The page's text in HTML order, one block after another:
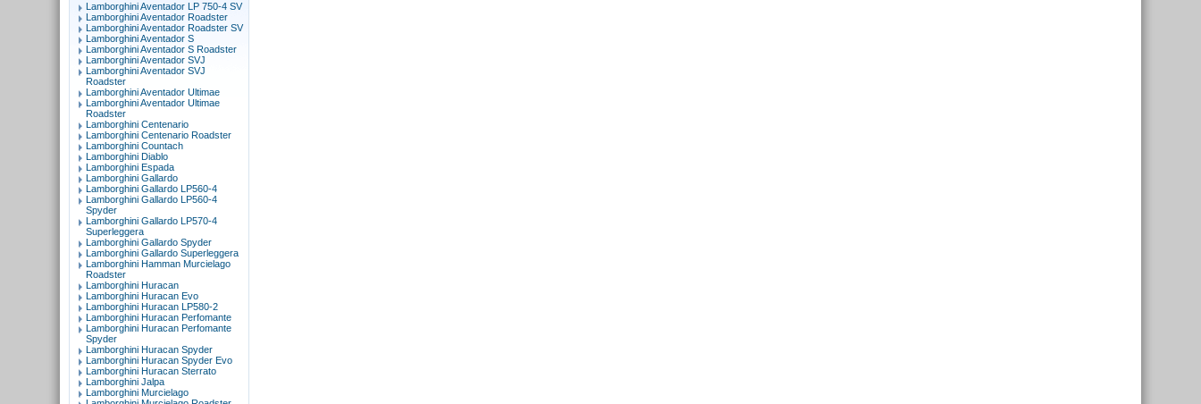
Lamborghini Aventador LP 750-4 SV
Lamborghini Aventador Roadster
Lamborghini Aventador Roadster SV
Lamborghini Aventador S
Lamborghini Aventador S Roadster
Lamborghini Aventador SVJ
Lamborghini Aventador SVJ
Roadster
Lamborghini Aventador Ultimae
Lamborghini Aventador Ultimae
Roadster
Lamborghini Centenario
Lamborghini Centenario Roadster
Lamborghini Countach
Lamborghini Diablo
Lamborghini Espada
Lamborghini Gallardo
Lamborghini Gallardo LP560-4
Lamborghini Gallardo LP560-4
Spyder
Lamborghini Gallardo LP570-4
Superleggera
Lamborghini Gallardo Spyder
Lamborghini Gallardo Superleggera
Lamborghini Hamman Murcielago
Roadster
Lamborghini Huracan
Lamborghini Huracan Evo
Lamborghini Huracan LP580-2
Lamborghini Huracan Perfomante
Lamborghini Huracan Perfomante
Spyder
Lamborghini Huracan Spyder
Lamborghini Huracan Spyder Evo
Lamborghini Huracan Sterrato
Lamborghini Jalpa
Lamborghini Murcielago